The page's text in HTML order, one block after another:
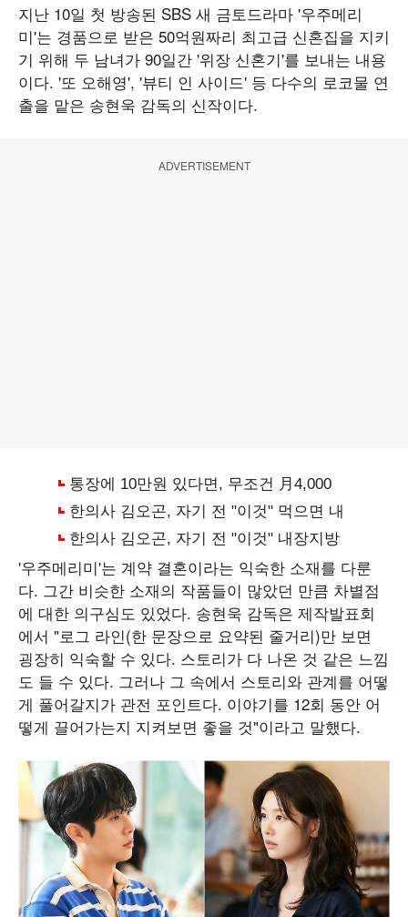
지난 10일 첫 방송된 SBS 새 금토드라마 '우주메리
미'는 경품으로 받은 50억원짜리 최고급 신혼집을 지키
기 위해 두 남녀가 90일간 '위장 신혼기'를 보내는 내용
이다. '또 오해영', '뷰티 인 사이드' 등 다수의 로코물 연
출을 맡은 송현욱 감독의 신작이다.
ADVERTISEMENT
'우주메리미'는 계약 결혼이라는 익숙한 소재를 다룬
다. 그간 비슷한 소재의 작품들이 많았던 만큼 차별점
에 대한 의구심도 있었다. 송현욱 감독은 제작발표회
에서 "로그 라인(한 문장으로 요약된 줄거리)만 보면
굉장히 익숙할 수 있다. 스토리가 다 나온 것 같은 느낌
도 들 수 있다. 그러나 그 속에서 스토리와 관계를 어떻
게 풀어갈지가 관전 포인트다. 이야기를 12회 동안 어
떻게 끌어가는지 지켜보면 좋을 것"이라고 말했다.